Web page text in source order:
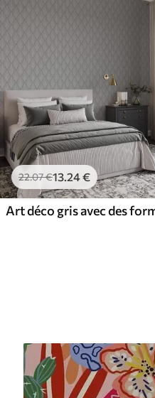
22.07€13.24€